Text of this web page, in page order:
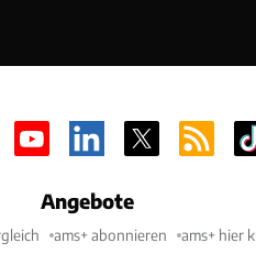
Angebote
ams+ abonnieren ams+ hier